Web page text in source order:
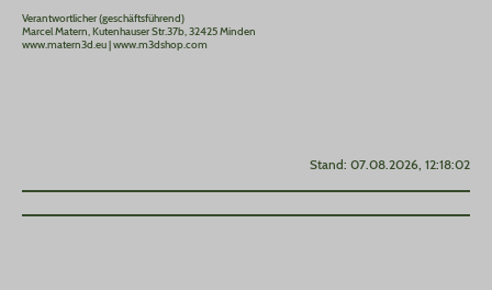
Verantwortlicher (geschäftsführend)
Marcel Matern, Kutenhauser Str.37b, 32425 Minden
www.matern3d.eu | www.m3dshop.com
Stand: 07.08.2026, 12:18:02